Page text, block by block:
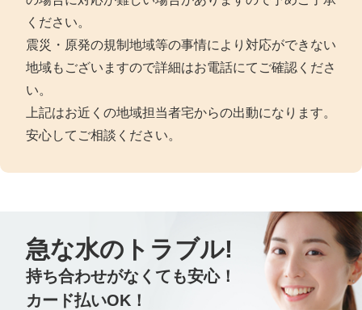
ください。
震災・原発の規制地域等の事情により対応ができない
地域もございますので詳細はお電話にてご確認くださ
い。
上記はお近くの地域担当者宅からの出動になります。
安心してご相談ください。
急な水のトラブル!
持ち合わせがなくても安心！
カード払いOK！